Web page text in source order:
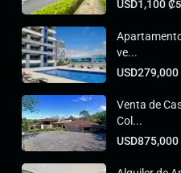
USD1,100
ve...
USD279,000
Venta de
Col...
USD875,000